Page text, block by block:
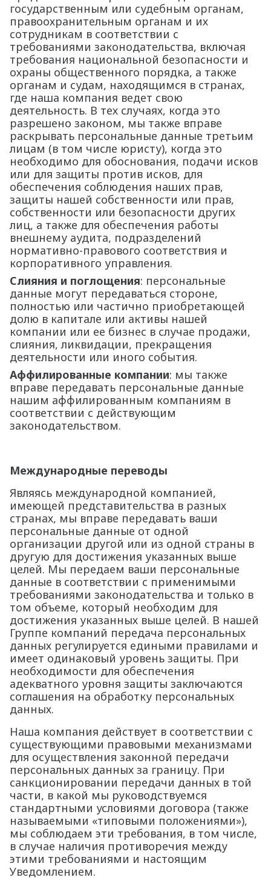
государственным или судебным органам,
правоохранительным органам и их
сотрудникам в соответствии с
требованиями законодательства, включая
требования национальной безопасности и
охраны общественного порядка, а также
органам и судам, находящимся в странах,
где наша компания ведет свою
деятельность. В тех случаях, когда это
разрешено законом, мы также вправе
раскрывать персональные данные третьим
лицам (в том числе юристу), когда это
необходимо для обоснования, подачи исков
или для защиты против исков, для
обеспечения соблюдения наших прав,
защиты нашей собственности или прав,
собственности или безопасности других
лиц, а также для обеспечения работы
внешнему аудита, подразделений
нормативно-правового соответствия и
корпоративного управления.
Слияния и поглощения: персональные
данные могут передаваться стороне,
полностью или частично приобретающей
долю в капитале или активы нашей
компании или ее бизнес в случае продажи,
слияния, ликвидации, прекращения
деятельности или иного события.
Аффилированные компании: мы также
вправе передавать персональные данные
нашим аффилированным компаниям в
соответствии с действующим
законодательством.
Международные переводы
Являясь международной компанией,
имеющей представительства в разных
странах, мы вправе передавать ваши
персональные данные от одной
организации другой или из одной страны в
другую для достижения указанных выше
целей. Мы передаем ваши персональные
данные в соответствии с применимыми
требованиями законодательства и только в
том объеме, который необходим для
достижения указанных выше целей. В нашей
Группе компаний передача персональных
данных регулируется едиными правилами и
имеет одинаковый уровень защиты. При
необходимости для обеспечения
адекватного уровня защиты заключаются
соглашения на обработку персональных
данных.
Наша компания действует в соответствии с
существующими правовыми механизмами
для осуществления законной передачи
персональных данных за границу. При
санкционировании передачи данных в той
части, в какой мы руководствуемся
стандартными условиями договора (также
называемыми «типовыми положениями»),
мы соблюдаем эти требования, в том числе,
в случае наличия противоречия между
этими требованиями и настоящим
Уведомлением.